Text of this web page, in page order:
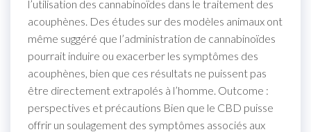
l’utilisation des cannabinoïdes dans le traitement des
acouphènes. Des études sur des modèles animaux ont
même suggéré que l’administration de cannabinoïdes
pourrait induire ou exacerber les symptômes des
acouphènes, bien que ces résultats ne puissent pas
être directement extrapolés à l’homme. Outcome :
perspectives et précautions Bien que le CBD puisse
offrir un soulagement des symptômes associés aux